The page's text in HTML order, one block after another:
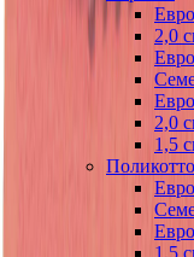
2,0
Евро
2,0
1,5
Евро
1,5